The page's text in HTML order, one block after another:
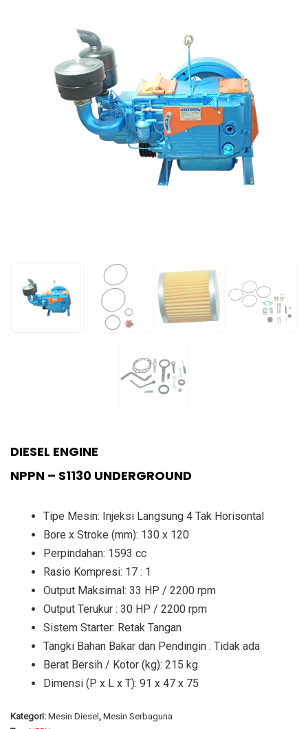
DIESEL ENGINE
NPPN – S1130 UNDERGROUND
Tipe Mesin: Injeksi Langsung 4 Tak Horisontal
Bore x Stroke (mm): 130 x 120
Perpindahan: 1593 cc
Rasio Kompresi: 17 : 1
Output Maksimal: 33 HP / 2200 rpm
Output Terukur : 30 HP / 2200 rpm
Sistem Starter: Retak Tangan
Tangki Bahan Bakar dan Pendingin : Tidak ada
Berat Bersih / Kotor (kg): 215 kg
Dimensi (P x L x T): 91 x 47 x 75
Kategori: Mesin Diesel , Mesin Serbaguna